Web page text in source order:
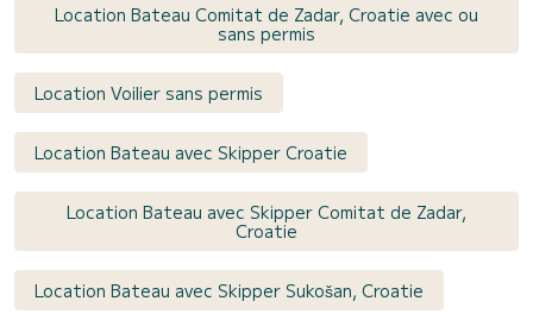
Location Bateau Comitat de Zadar, Croatie avec ou
sans permis
Location Voilier sans permis
Location Bateau avec Skipper Croatie
Location Bateau avec Skipper Comitat de Zadar,
Croatie
Location Bateau avec Skipper Sukošan, Croatie